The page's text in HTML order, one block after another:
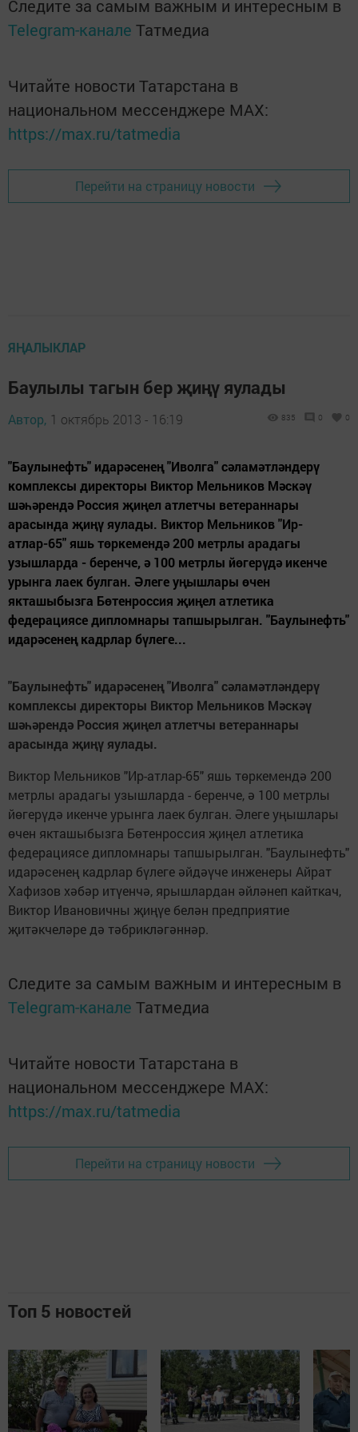
Следите за самым важным и интересным в
Telegram-канале Татмедиа
Читайте новости Татарстана в
национальном мессенджере MАХ:
https://max.ru/tatmedia
Перейти на страницу новости
ЯҢАЛЫКЛАР
Баулылы тагын бер җиңү яулады
Автор, 1 октябрь 2013 - 16:19 835 0 0
"Баулынефть" идарәсенең "Иволга" сәламәтләндерү
комплексы директоры Виктор Мельников Мәскәү
шәһәрендә Россия җиңел атлетчы ветераннары
арасында җиңү яулады. Виктор Мельников "Ир-
атлар-65" яшь төркемендә 200 метрлы арадагы
узышларда - беренче, ә 100 метрлы йөгерүдә икенче
урынга лаек булган. Әлеге уңышлары өчен
якташыбызга Бөтенроссия җиңел атлетика
федерациясе дипломнары тапшырылган. "Баулынефть"
идарәсенең кадрлар бүлеге...
"Баулынефть" идарәсенең "Иволга" сәламәтләндерү
комплексы директоры Виктор Мельников Мәскәү
шәһәрендә Россия җиңел атлетчы ветераннары
арасында җиңү яулады.
Виктор Мельников "Ир-атлар-65" яшь төркемендә 200
метрлы арадагы узышларда - беренче, ә 100 метрлы
йөгерүдә икенче урынга лаек булган. Әлеге уңышлары
өчен якташыбызга Бөтенроссия җиңел атлетика
федерациясе дипломнары тапшырылган. "Баулынефть"
идарәсенең кадрлар бүлеге әйдәүче инженеры Айрат
Хафизов хәбәр итүенчә, ярышлардан әйләнеп кайткач,
Виктор Ивановичны җиңүе белән предприятие
җитәкчеләре дә тәбрикләгәннәр.
Следите за самым важным и интересным в
Telegram-канале Татмедиа
Читайте новости Татарстана в
национальном мессенджере MАХ:
https://max.ru/tatmedia
Перейти на страницу новости
Топ 5 новостей